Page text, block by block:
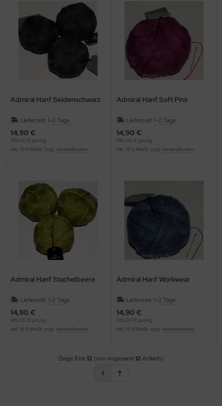
Admiral Hanf Seidenschwarz
Lieferzeit: 1-2 Tage
14,90 €
149,00 € pro kg
inkl. 19 % MwSt. zzgl. Versandkosten
Admiral Hanf Soft Pink
Lieferzeit: 1-2 Tage
14,90 €
149,00 € pro kg
inkl. 19 % MwSt. zzgl. Versandkosten
Admiral Hanf Stachelbeere
Lieferzeit: 1-2 Tage
14,90 €
149,00 € pro kg
inkl. 19 % MwSt. zzgl. Versandkosten
Admiral Hanf Workwear
Lieferzeit: 1-2 Tage
14,90 €
149,00 € pro kg
inkl. 19 % MwSt. zzgl. Versandkosten
Zeige 1bis12(von insgesamt12Artikeln)
1